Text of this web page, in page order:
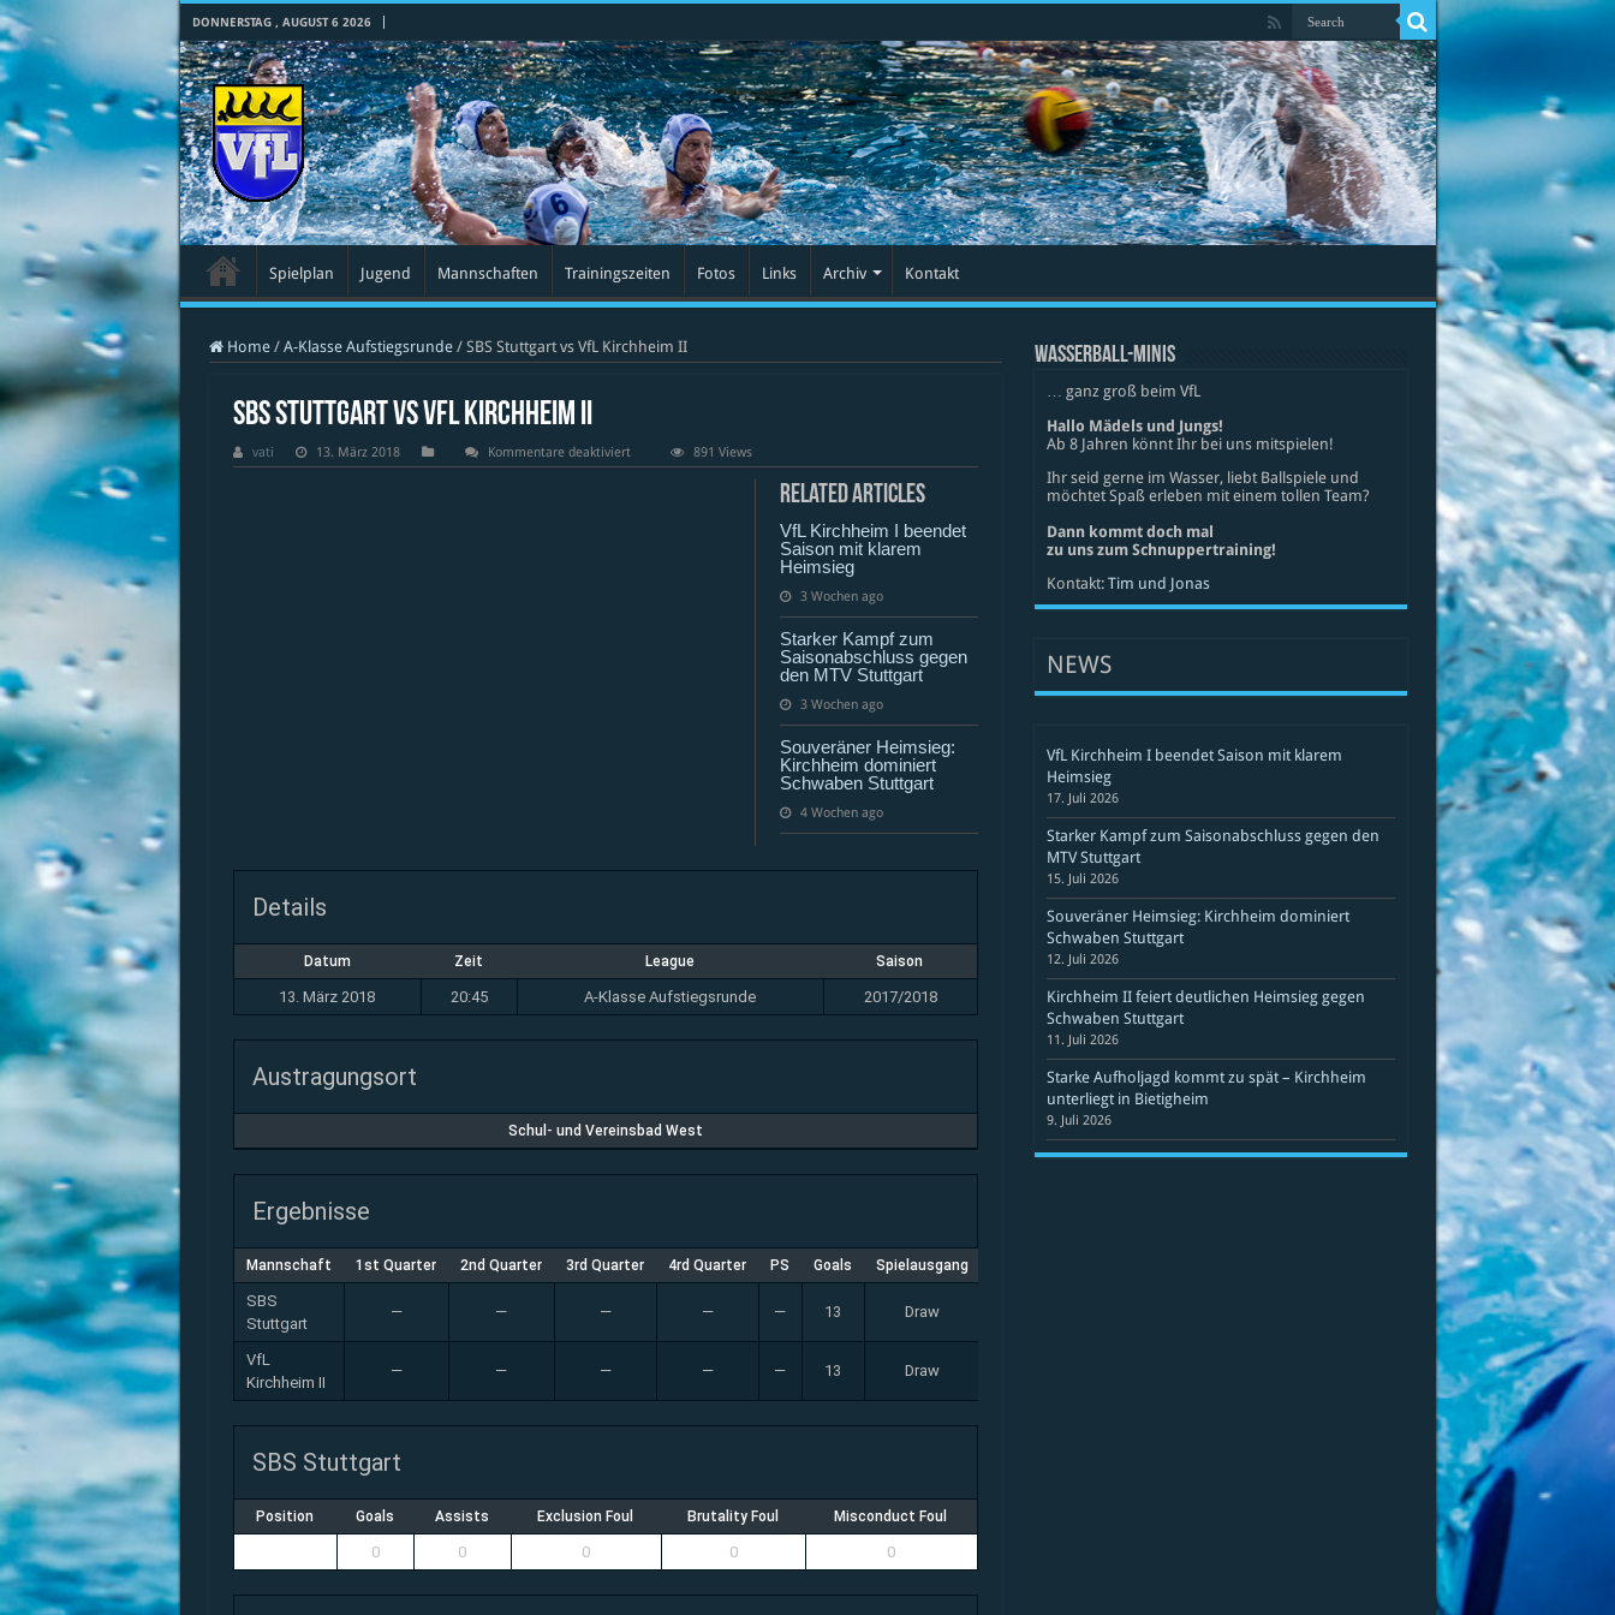
DONNERSTAG , AUGUST 6 2026
Spielplan Jugend Mannschaften Trainingszeiten Fotos Links Archiv Kontakt
Home / A-Klasse Aufstiegsrunde / SBS Stuttgart vs VfL Kirchheim II
SBS Stuttgart vs VfL Kirchheim II
vati 13. März 2018 Kommentare deaktiviertfür
SBS
891 Views
Related Articles
VfL Kirchheim I beendet
Saison mit klarem
Heimsieg
3 Wochen ago
Starker Kampf zum
Saisonabschluss gegen
den MTV Stuttgart
3 Wochen ago
Souveräner Heimsieg:
Kirchheim dominiert
Schwaben Stuttgart
4 Wochen ago
Details
Datum Zeit League Saison
13. März 2018 20:45 A-Klasse Aufstiegsrunde 2017/2018
Austragungsort
Schul- und Vereinsbad West
Ergebnisse
Mannschaft 1st Quarter 2nd Quarter 3rd Quarter 4rd Quarter PS Goals Spielausgang
SBS
Stuttgart
— — — — — 13 Draw
VfL
Kirchheim II
— — — — — 13 Draw
SBS Stuttgart
Position Goals Assists Exclusion Foul Brutality Foul Misconduct Foul
0 0 0 0 0
WASSERBALL-MINIS
… ganz groß beim VfL
Hallo Mädels und Jungs!
Ab 8 Jahren könnt Ihr bei uns mitspielen!
Ihr seid gerne im Wasser, liebt Ballspiele und
möchtet Spaß erleben mit einem tollen Team?
Dann kommt doch mal
zu uns zum Schnuppertraining!
Kontakt: Tim und Jonas
NEWS
VfL Kirchheim I beendet Saison mit klarem
Heimsieg
17. Juli 2026
Starker Kampf zum Saisonabschluss gegen den
MTV Stuttgart
15. Juli 2026
Souveräner Heimsieg: Kirchheim dominiert
Schwaben Stuttgart
12. Juli 2026
Kirchheim II feiert deutlichen Heimsieg gegen
Schwaben Stuttgart
11. Juli 2026
Starke Aufholjagd kommt zu spät – Kirchheim
unterliegt in Bietigheim
9. Juli 2026